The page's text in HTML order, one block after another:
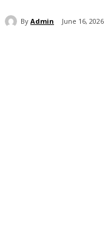
By Admin June 16, 2026